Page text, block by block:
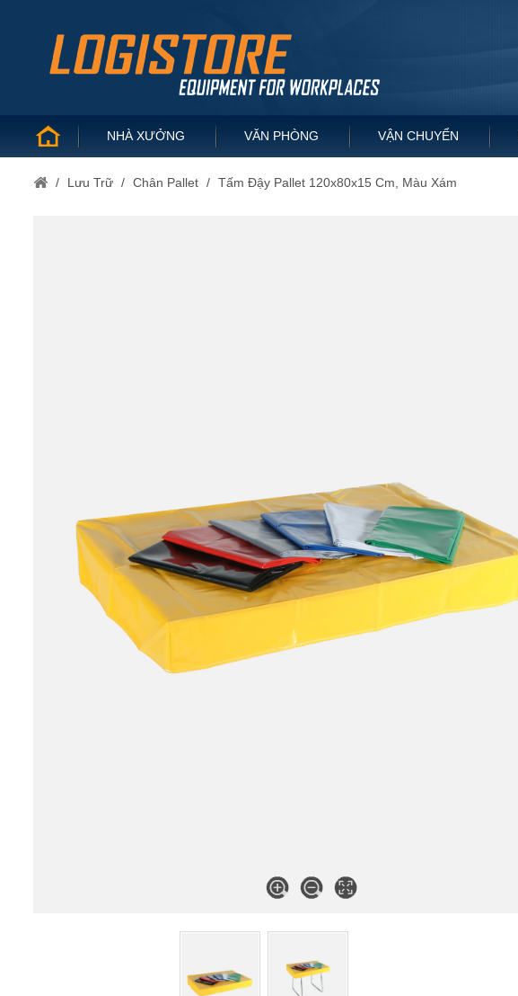
NHÀ XƯỞNG VĂN PHÒNG VẬN CHUYỂN
/ Lưu Trữ / Chân Pallet / Tấm Đậy Pallet 120x80x15 Cm, Màu Xám